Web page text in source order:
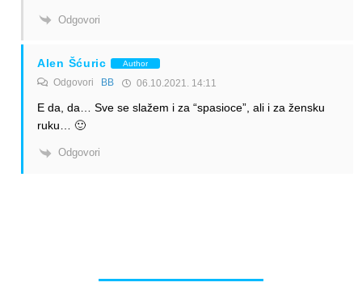
Odgovori
Alen Šćuric Author
Odgovori BB 06.10.2021. 14:11
E da, da… Sve se slažem i za “spasioce”, ali i za žensku
ruku… 🙂
Odgovori